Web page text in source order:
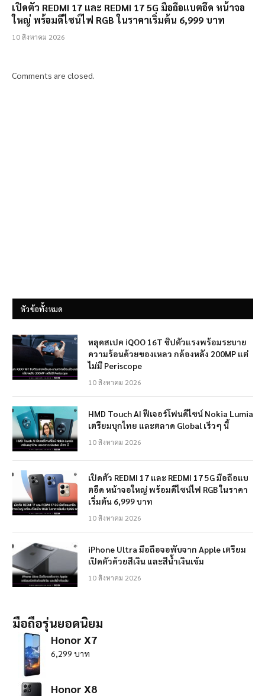
เปิดตัว REDMI 17 และ REDMI 17 5G มือถือแบตอึด หน้าจอ
ใหญ่ พร้อมดีไซน์ไฟ RGB ในราคาเริ่มต้น 6,999 บาท
10 สิงหาคม 2026
Comments are closed.
หัวข้อทั้งหมด
หลุดสเปค iQOO 16T ชิปตัวแรงพร้อมระบาย
ความร้อนด้วยของเหลว กล้องหลัง 200MP แต่
ไม่มี Periscope
10 สิงหาคม 2026
HMD Touch AI ฟีเจอร์โฟนดีไซน์ Nokia Lumia
เตรียมบุกไทย และตลาด Global เร็วๆ นี้
10 สิงหาคม 2026
เปิดตัว REDMI 17 และ REDMI 17 5G มือถือแบ
ตอึด หน้าจอใหญ่ พร้อมดีไซน์ไฟ RGB ในราคา
เริ่มต้น 6,999 บาท
10 สิงหาคม 2026
iPhone Ultra มือถือจอพับจาก Apple เตรียม
เปิดตัวด้วยสีเงิน และสีน้ำเงินเข้ม
10 สิงหาคม 2026
มือถือรุ่นยอดนิยม
Honor X7
6,299 บาท
Honor X8